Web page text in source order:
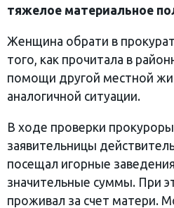
тяжелое материальное
Женщина обрати в
того, как прочитала в
помощи другой местной
аналогичной ситуации.
В ходе проверки
заявительницы
посещал игорные
значительные суммы. При
проживал за счет матери.